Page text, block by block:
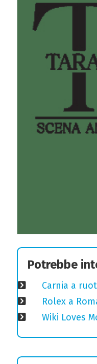
Potrebbe
Carnia a
Rolex a
Wiki Loves